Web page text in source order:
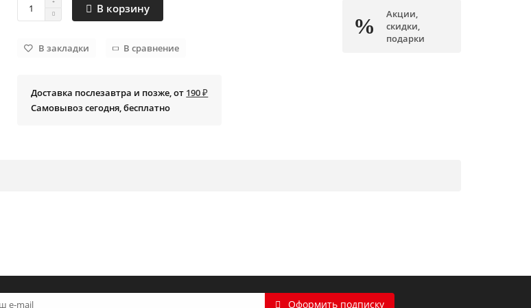
В корзину
В закладки В сравнение
Доставка послезавтра и позже, от 190 ₽
Самовывоз сегодня, бесплатно
Акции,
скидки,
подарки
Оформить подписку